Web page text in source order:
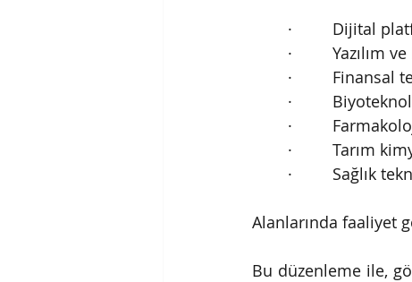
·         Dijital
·
·
·
·
·         Tarım
·         Sağlık
Alanlarında faaliyet
Bu düzenleme ile,